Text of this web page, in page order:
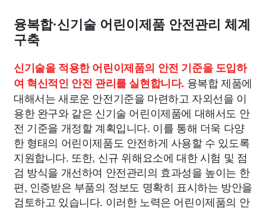
융복합·신기술 어린이제품 안전관리 체계
구축
신기술을 적용한 어린이제품의 안전 기준을 도입하
여 혁신적인 안전 관리를 실현합니다. 융복합 제품에
대해서는 새로운 안전기준을 마련하고 자외선을 이
용한 완구와 같은 신기술 어린이제품에 대해서도 안
전 기준을 개정할 계획입니다. 이를 통해 더욱 다양
한 형태의 어린이제품도 안전하게 사용할 수 있도록
지원합니다. 또한, 신규 위해요소에 대한 시험 및 점
검 방식을 개선하여 안전관리의 효과성을 높이는 한
편, 인증받은 부품의 정보도 명확히 표시하는 방안을
검토하고 있습니다. 이러한 노력은 어린이제품의 안